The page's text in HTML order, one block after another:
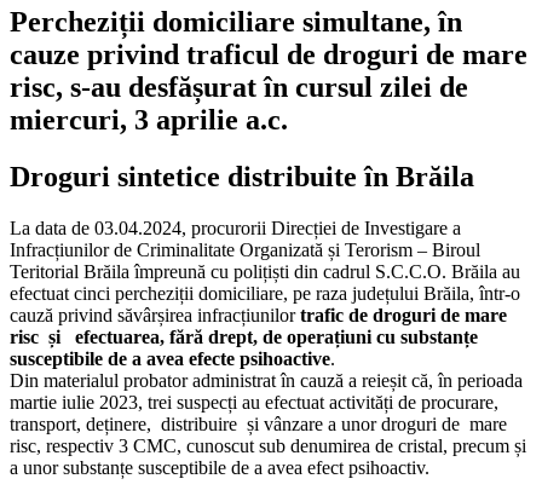
Percheziții domiciliare simultane, în
cauze privind traficul de droguri de mare
risc, s-au desfășurat în cursul zilei de
miercuri, 3 aprilie a.c.
Droguri sintetice distribuite în Brăila
La data de 03.04.2024, procurorii Direcției de Investigare a
Infracțiunilor de Criminalitate Organizată și Terorism – Biroul
Teritorial Brăila împreună cu polițiști din cadrul S.C.C.O. Brăila au
efectuat cinci percheziții domiciliare, pe raza județului Brăila, într-o
cauză privind săvârșirea infracțiunilortrafic de droguri de mare
risc și efectuarea, fără drept, de operațiuni cu substanțe
susceptibile de a avea efecte psihoactive.
Din materialul probator administrat în cauză a reieșit că, în perioada
martie iulie 2023, trei suspecți au efectuat activități de procurare,
transport, deținere, distribuire și vânzare a unor droguri de mare
risc, respectiv 3 CMC, cunoscut sub denumirea de cristal, precum și
a unor substanțe susceptibile de a avea efect psihoactiv.